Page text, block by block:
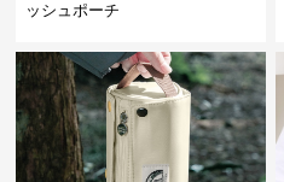
ッシュポーチ